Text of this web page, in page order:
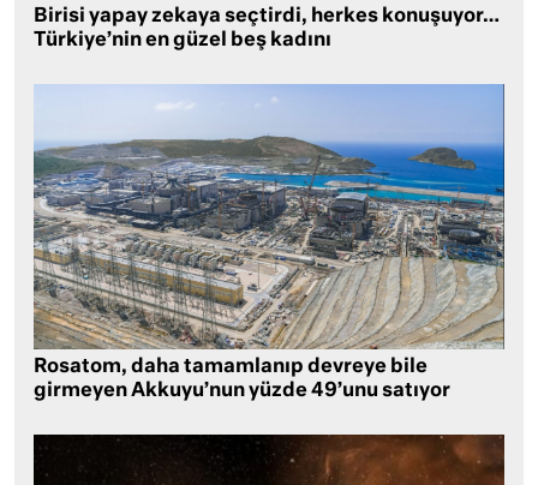
Birisi yapay zekaya seçtirdi, herkes konuşuyor…
Türkiye’nin en güzel beş kadını
Rosatom, daha tamamlanıp devreye bile
girmeyen Akkuyu’nun yüzde 49’unu satıyor